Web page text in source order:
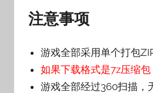
注意事项
游戏全部采用单个打包
如果下载格式是7z压缩
游戏全部经过360扫描，